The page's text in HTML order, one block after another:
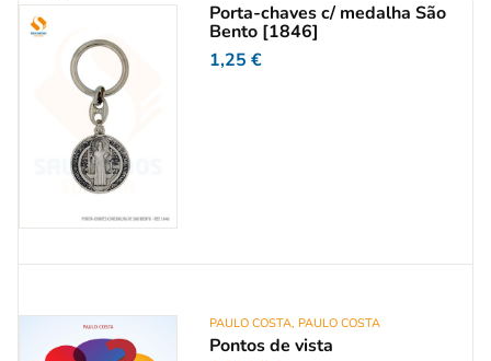
Porta-chaves c/ medalha São
Bento [1846]
1,25 €
PAULO COSTA, PAULO COSTA
Pontos de vista